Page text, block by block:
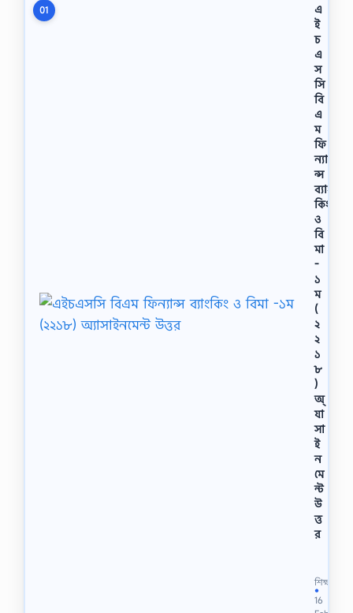
01
এ
ই
চ
এ
স
সি
বি
এ
ম
ফি
ন্যা
ন্স
ব্যাং
কিং
ও
বি
মা
-
১
ম
(
২
২
১
৮
)
অ্
যা
সা
ই
ন
মে
ন্ট
উ
ত্ত
র
চ
এ
স
শিক্ষা
●
16